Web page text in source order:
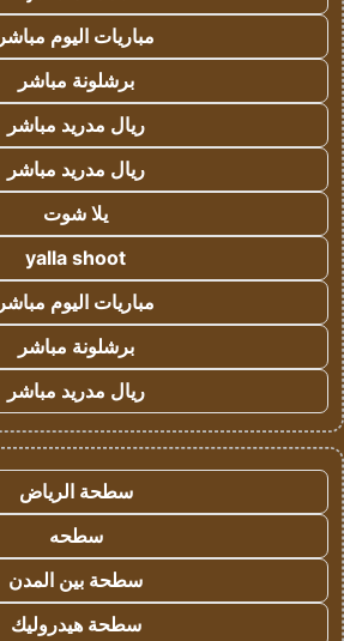
مباريات اليوم مباشر
برشلونة مباشر
ريال مدريد مباشر
ريال مدريد مباشر
يلا شوت
yalla shoot
مباريات اليوم مباشر
برشلونة مباشر
ريال مدريد مباشر
سطحة الرياض
سطحه
سطحة بين المدن
سطحة هيدروليك